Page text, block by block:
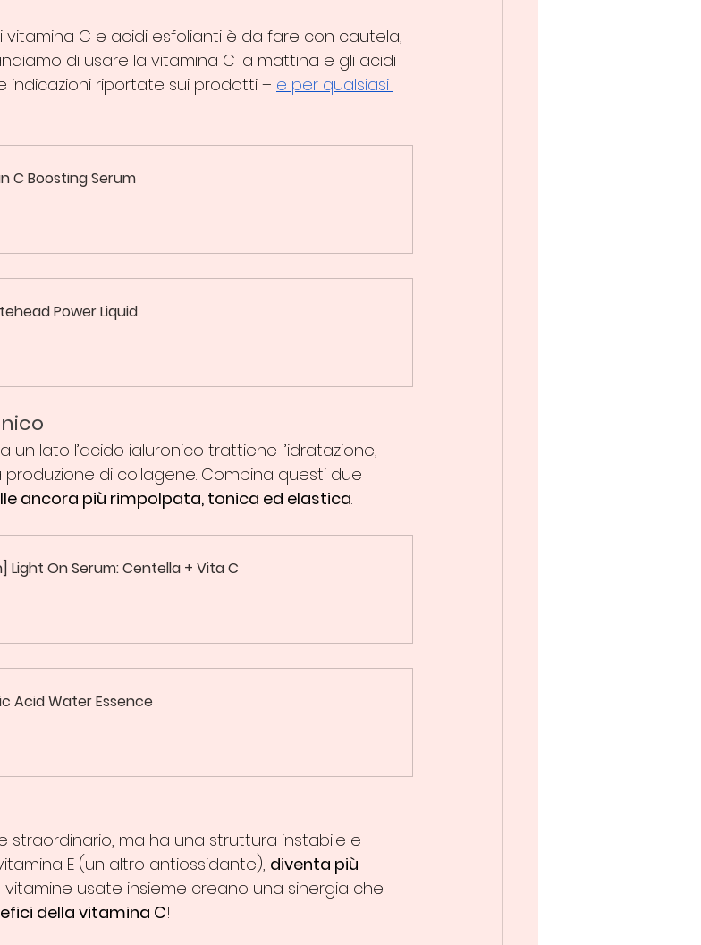
vitamina C e acidi esfolianti è da fare con cautela,
di usare la vitamina C la mattina e gli acidi
indicazioni riportate sui prodotti – e per qualsiasi
C Boosting Serum
Power Liquid
un lato l’acido ialuronico trattiene l’idratazione,
produzione di collagene. Combina questi due
ancora più rimpolpata, tonica ed elastica.
Light On Serum: Centella + Vita C
Acid Water Essence
straordinario, ma ha una struttura instabile e
E (un altro antiossidante), diventa più
usate insieme creano una sinergia che
della vitamina C!